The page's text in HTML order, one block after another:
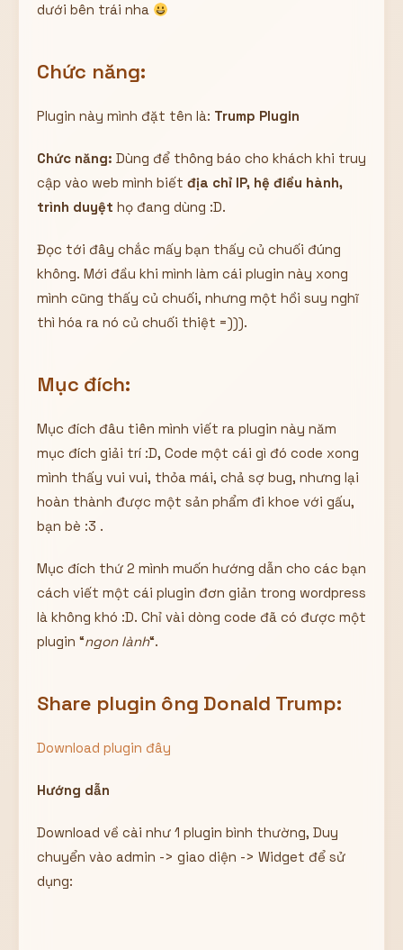
dưới bên trái nha
Chức năng:
Plugin này mình đặt tên là: Trump Plugin
Chức năng: Dùng để thông báo cho khách khi truy
cập vào web mình biết địa chỉ IP, hệ điều hành,
trình duyệt họ đang dùng :D.
Đọc tới đây chắc mấy bạn thấy củ chuối đúng
không. Mới đầu khi mình làm cái plugin này xong
mình cũng thấy củ chuối, nhưng một hồi suy nghĩ
thì hóa ra nó củ chuối thiệt =))).
Mục đích:
Mục đích đâu tiên mình viết ra plugin này năm
mục đích giải trí :D, Code một cái gì đó code xong
mình thấy vui vui, thỏa mái, chả sợ bug, nhưng lại
hoàn thành được một sản phẩm đi khoe với gấu,
bạn bè :3 .
Mục đích thứ 2 mình muốn hướng dẫn cho các bạn
cách viết một cái plugin đơn giản trong wordpress
là không khó :D. Chỉ vài dòng code đã có được một
plugin “ngon lành“.
Share plugin ông Donald Trump:
Download plugin đây
Hướng dẫn
Download về cài như 1 plugin bình thường, Duy
chuyển vào admin -> giao diện -> Widget để sử
dụng: